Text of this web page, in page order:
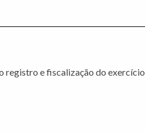
registro e fiscalização do exercício